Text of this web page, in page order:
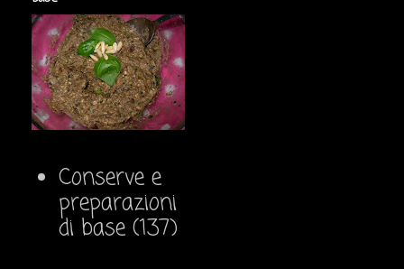
Conserve e
preparazioni
di base (137)